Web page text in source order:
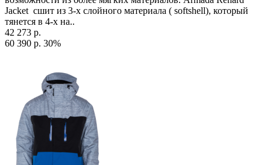
Jacket сшит из 3-х слойного материала ( softshell), который
тянется в 4-х на..
42 273 р.
60 390 р. 30%